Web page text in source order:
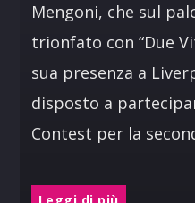
Mengoni, che sul
trionfato con “Due
sua presenza a
disposto a
Contest per la
Leggi di più